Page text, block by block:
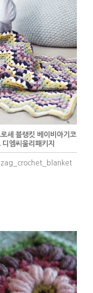
셰 블랭킷 베이비아기코
엠씨울리패키지